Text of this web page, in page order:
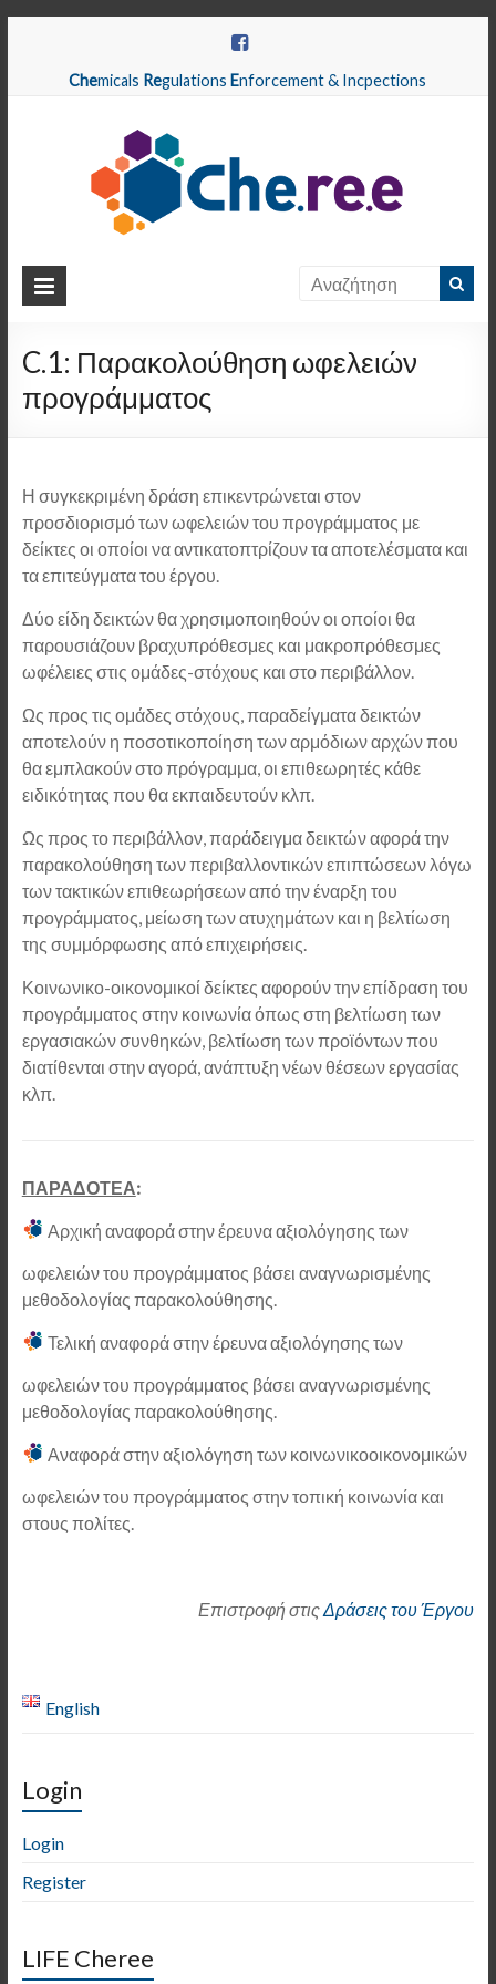
Chemicals RegulationsEnforcement & Incpections
CHEREE
Regulations
Enforcement
&
C.1: Παρακολούθηση ωφελειών
προγράμματος
Η συγκεκριμένη δράση επικεντρώνεται στον
προσδιορισμό των ωφελειών του προγράμματος με
δείκτες οι οποίοι να αντικατοπτρίζουν τα αποτελέσματα και
τα επιτεύγματα του έργου.
Δύο είδη δεικτών θα χρησιμοποιηθούν οι οποίοι θα
παρουσιάζουν βραχυπρόθεσμες και μακροπρόθεσμες
ωφέλειες στις ομάδες-στόχους και στο περιβάλλον.
Ως προς τις ομάδες στόχους, παραδείγματα δεικτών
αποτελούν η ποσοτικοποίηση των αρμόδιων αρχών που
θα εμπλακούν στο πρόγραμμα, οι επιθεωρητές κάθε
ειδικότητας που θα εκπαιδευτούν κλπ.
Ως προς το περιβάλλον, παράδειγμα δεικτών αφορά την
παρακολούθηση των περιβαλλοντικών επιπτώσεων λόγω
των τακτικών επιθεωρήσεων από την έναρξη του
προγράμματος, μείωση των ατυχημάτων και η βελτίωση
της συμμόρφωσης από επιχειρήσεις.
Κοινωνικο-οικονομικοί δείκτες αφορούν την επίδραση του
προγράμματος στην κοινωνία όπως στη βελτίωση των
εργασιακών συνθηκών, βελτίωση των προϊόντων που
διατίθενται στην αγορά, ανάπτυξη νέων θέσεων εργασίας
κλπ.
ΠΑΡΑΔΟΤΕΑ:
Αρχική αναφορά στην έρευνα αξιολόγησης των
ωφελειών του προγράμματος βάσει αναγνωρισμένης
μεθοδολογίας παρακολούθησης.
Τελική αναφορά στην έρευνα αξιολόγησης των
ωφελειών του προγράμματος βάσει αναγνωρισμένης
μεθοδολογίας παρακολούθησης.
Αναφορά στην αξιολόγηση των κοινωνικοοικονομικών
ωφελειών του προγράμματος στην τοπική κοινωνία και
στους πολίτες.
Επιστροφή στιςΔράσεις του Έργου
English
Login
Login
Register
LIFE Cheree